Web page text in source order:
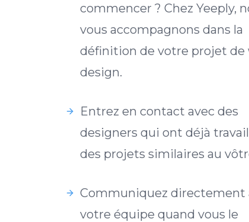
commencer ? Chez Yeeply,
vous accompagnons dans la
définition de votre projet de
design.
Entrez en contact avec des
designers qui ont déjà
des projets similaires au
Communiquez directement
votre équipe quand vous le